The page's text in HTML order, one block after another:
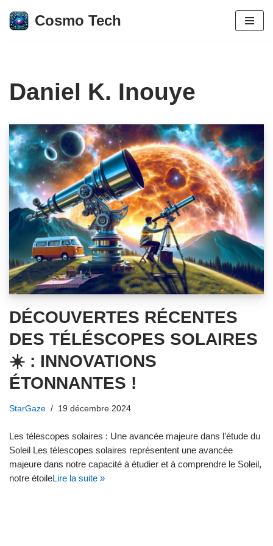
Aller
Cosmo Tech
Daniel K. Inouye
DÉCOUVERTES RÉCENTES
DES TÉLÉSCOPES SOLAIRES
☀️ : INNOVATIONS
ÉTONNANTES !
StarGaze 19 décembre 2024
Les télescopes solaires : Une avancée majeure dans l’étude du
Soleil Les télescopes solaires représentent une avancée
majeure dans notre capacité à étudier et à comprendre le Soleil,
notre étoileLire la suite »